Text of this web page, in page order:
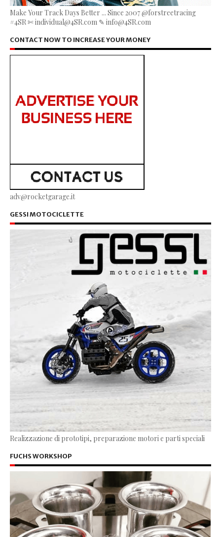
Make Your Track Days Better ... Since 2007 @forstreetracing
#4SR ✄ individual@4SR.com ✎ info@4SR.com
CONTACT NOW TO INCREASE YOUR MONEY
adv@rocketgarage.it
GESSI MOTOCICLETTE
Realizzazione di prototipi, preparazione motori e parti speciali
FUCHS WORKSHOP